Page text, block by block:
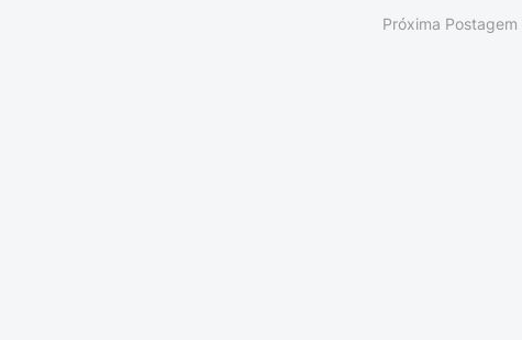
Próxima Postagem